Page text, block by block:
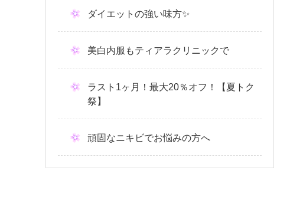
ダイエットの強い味方✨
美白内服もティアラクリニックで
ラスト1ヶ月！最大20％オフ！【夏トク
祭】
頑固なニキビでお悩みの方へ